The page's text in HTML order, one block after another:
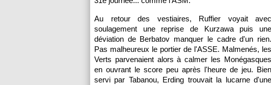
Au retour des vestiaires, Ruffier voyait avec
soulagement une reprise de Kurzawa puis une
déviation de Berbatov manquer le cadre d'un rien.
Pas malheureux le portier de l'ASSE. Malmenés, les
Verts parvenaient alors à calmer les Monégasques
en ouvrant le score peu après l'heure de jeu. Bien
servi par Tabanou, Erding trouvait la lucarne d'une